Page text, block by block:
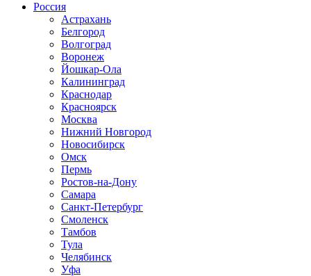
Россия
Астрахань
Белгород
Волгоград
Воронеж
Йошкар-Ола
Калининград
Краснодар
Красноярск
Москва
Нижний Новгород
Новосибирск
Омск
Пермь
Ростов-на-Дону
Самара
Санкт-Петербург
Смоленск
Тамбов
Тула
Челябинск
Уфа